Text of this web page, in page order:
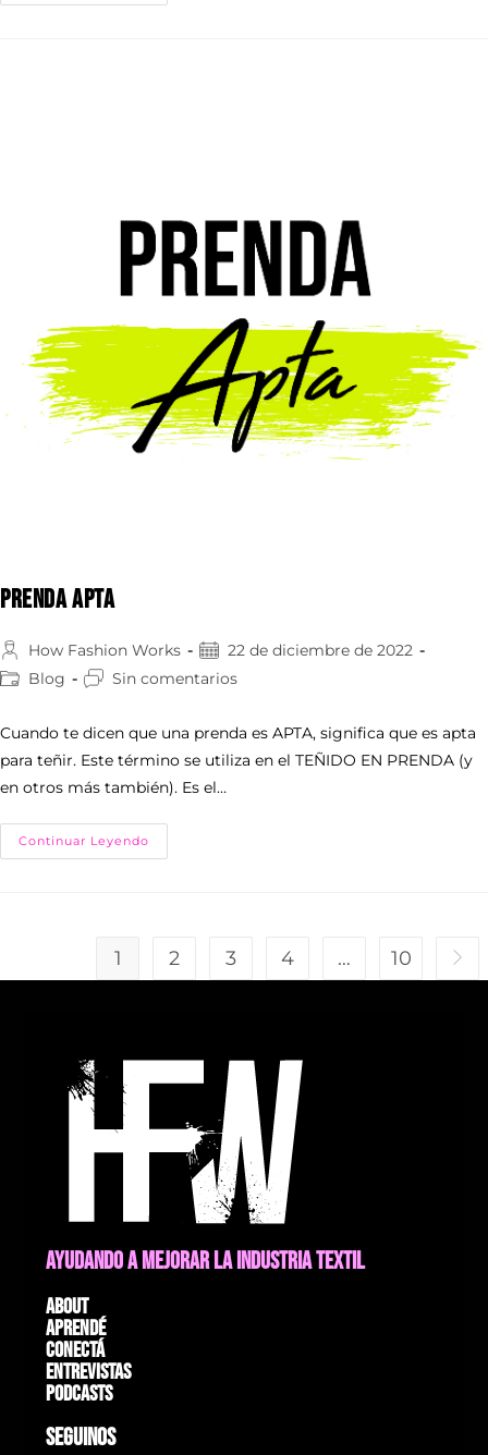
Prenda APTA
How Fashion Works
22 de diciembre de 2022
Blog
Sin comentarios
Cuando te dicen que una prenda es APTA, significa que es apta
para teñir. Este término se utiliza en el TEÑIDO EN PRENDA (y
en otros más también). Es el…
Continuar Leyendo
1 2 3 4 … 10
AYUDANDO A MEJORAR LA INDUSTRIA TEXTIL
About
Aprendé
Conectá
Entrevistas
Podcasts
SEGUINOS